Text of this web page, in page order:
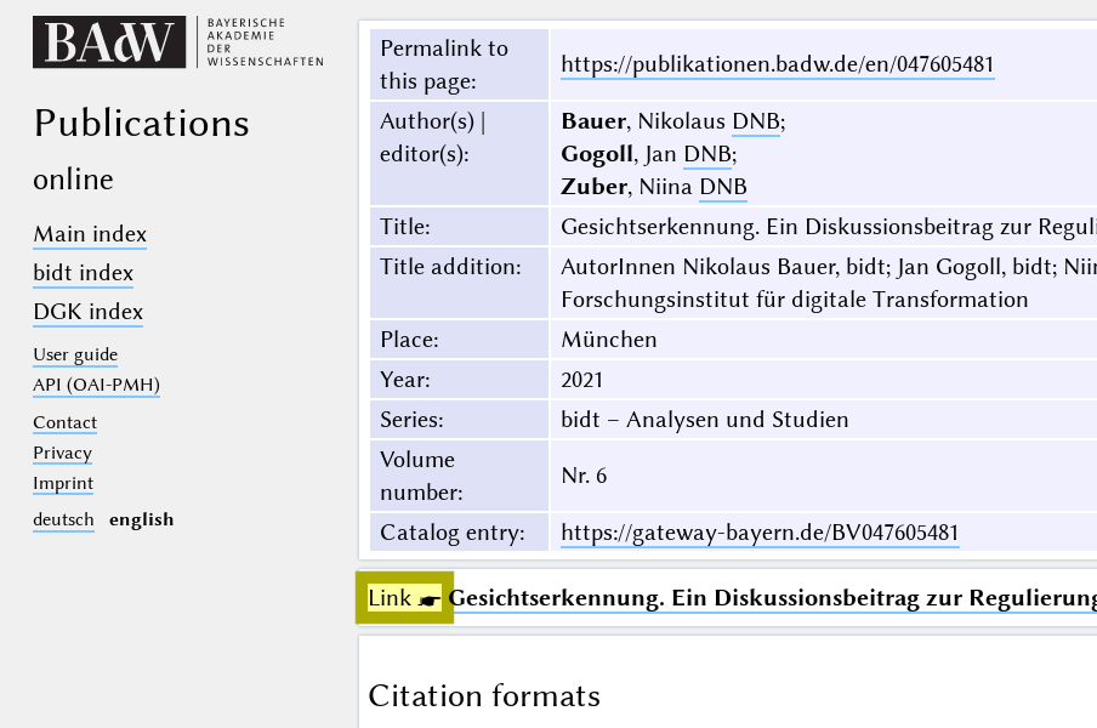
Publications
online
Main index
bidt index
DGK index
User guide
API (OAI-PMH)
Contact
Privacy
Imprint
deutsch
english
Permalink to
this page:
https://publikationen.badw.de/en/047605481
Author(s) |
editor(s):
Bauer, Nikolaus DNB;
Gogoll, Jan DNB;
Zuber, Niina DNB
Title:
Gesichtserkennung. Ein Diskussionsbeitrag zur
Title addition:
AutorInnen Nikolaus Bauer, bidt; Jan Gogoll, bidt;
Forschungsinstitut für digitale Transformation
Place:
München
Year:
2021
Series:
bidt – Analysen und Studien
Volume
number:
Nr. 6
Catalog entry: https://gateway-bayern.de/BV047605481
Link ☛ Gesichtserkennung. Ein Diskussionsbeitrag zur
Citation formats